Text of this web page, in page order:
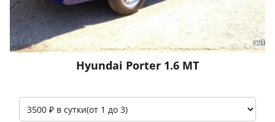
Hyundai Porter 1.6 МТ